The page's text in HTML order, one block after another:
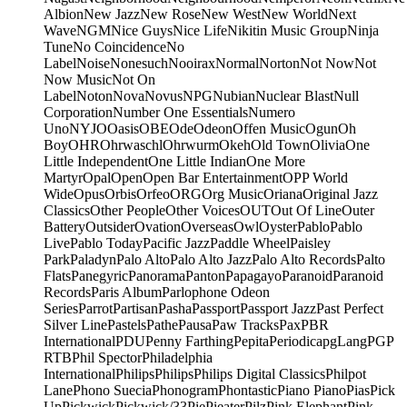
AlbionNew JazzNew RoseNew WestNew WorldNext
WaveNGMNice GuysNice LifeNikitin Music GroupNinja
TuneNo CoincidenceNo
LabelNoiseNonesuchNooiraxNormalNortonNot NowNot
Now MusicNot On
LabelNotonNovaNovusNPGNubianNuclear BlastNull
CorporationNumber One EssentialsNumero
UnoNYJOOasisOBEOdeOdeonOffen MusicOgunOh
BoyOHROhrwaschlOhrwurmOkehOld TownOliviaOne
Little IndependentOne Little IndianOne More
MartyrOpalOpenOpen Bar EntertainmentOPP World
WideOpusOrbisOrfeoORGOrg MusicOrianaOriginal Jazz
ClassicsOther PeopleOther VoicesOUTOut Of LineOuter
BatteryOutsiderOvationOverseasOwlOysterPabloPablo
LivePablo TodayPacific JazzPaddle WheelPaisley
ParkPaladynPalo AltoPalo Alto JazzPalo Alto RecordsPalto
FlatsPanegyricPanoramaPantonPapagayoParanoidParanoid
RecordsParis AlbumParlophone Odeon
SeriesParrotPartisanPashaPassportPassport JazzPast Perfect
Silver LinePastelsPathePausaPaw TracksPaxPBR
InternationalPDUPenny FarthingPepitaPeriodicapgLangPGP
RTBPhil SpectorPhiladelphia
InternationalPhilipsPhilipsPhilips Digital ClassicsPhilpot
LanePhono SueciaPhonogramPhontasticPiano PianoPiasPick